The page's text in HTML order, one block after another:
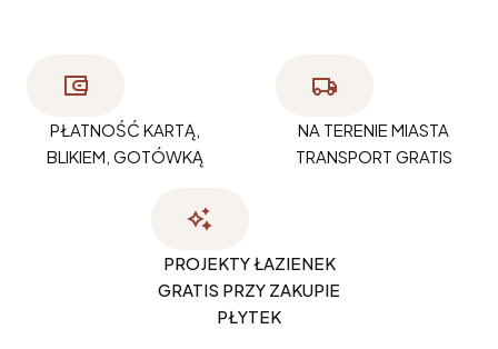
PŁATNOŚĆ KARTĄ,
BLIKIEM, GOTÓWKĄ
NA TERENIE MIASTA
TRANSPORT GRATIS
PROJEKTY ŁAZIENEK
GRATIS PRZY ZAKUPIE
PŁYTEK